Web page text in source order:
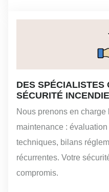
DES SPÉCIALISTES
SÉCURITÉ
Nous prenons en charge
maintenance :
techniques, bilans
récurrentes. Votre
compromis.